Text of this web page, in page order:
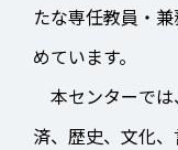
たな専任教員・
めています。
本センターで
済、歴史、文化